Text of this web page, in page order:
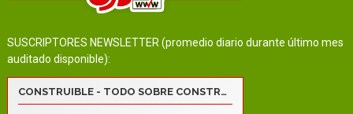
SUSCRIPTORES NEWSLETTER (promedio diario durante último mes
auditado disponible):